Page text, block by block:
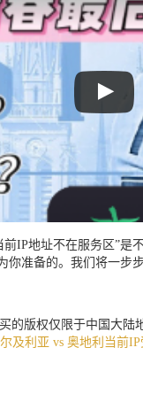
IP地址不在服务区”
准备的。我们将一
版权仅限于中国大
及利亚 vs 奥地利当前IP